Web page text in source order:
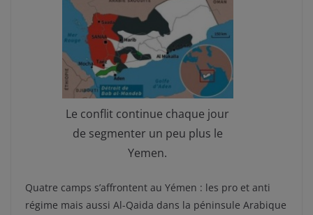
Le conflit continue chaque jour
de segmenter un peu plus le
Yemen.
Quatre camps s’affrontent au Yémen : les pro et anti
régime mais aussi Al-Qaida dans la péninsule Arabique